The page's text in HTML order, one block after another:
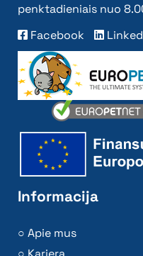
penktadieniais nuo
Facebook
Informacija
Apie mus